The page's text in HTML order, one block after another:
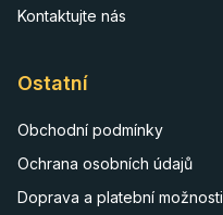
Kontaktujte nás
Ostatní
Obchodní podmínky
Ochrana osobních údajů
Doprava a platební možnosti